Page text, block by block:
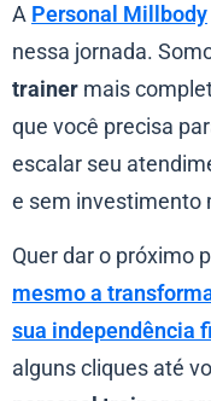
A Personal Millbody
nessa jornada.
trainer mais
que você precisa
escalar seu
e sem investimento
Quer dar o próximo
mesmo a
sua independência
alguns cliques até